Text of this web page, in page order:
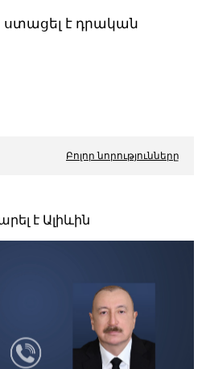
է դրական
Բոլոր նորությունները
է Ալիևին